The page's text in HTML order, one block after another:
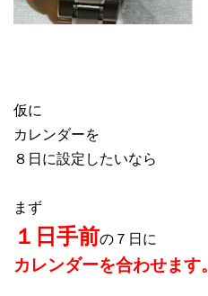
仮に
カレンダーを
８日に設定したいなら
まず
１日手前の７日に
カレンダーを合わせます。